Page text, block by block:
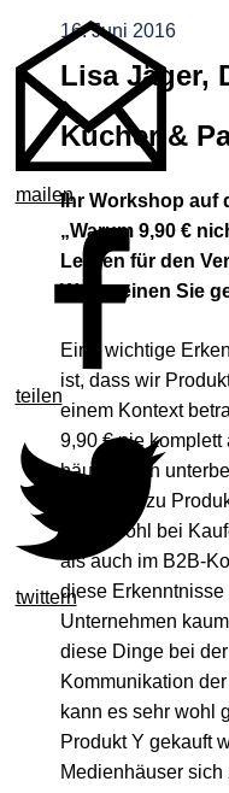
mailen
teilen
twittern
16. Juni 2016
Lisa Jäger,
Kucher &
Ihr Workshop auf
„Warum 9,90 €
Lehren für den
Was meinen Sie
Eine wichtige
ist, dass wir
einem Kontext
9,90 € nie
häufig auch
Vergleich zu
gilt sowohl bei
als auch im B2B-
diese
Unternehmen
diese Dinge bei
Kommunikation
kann es sehr wohl
Produkt Y gekauft
Medienhäuser